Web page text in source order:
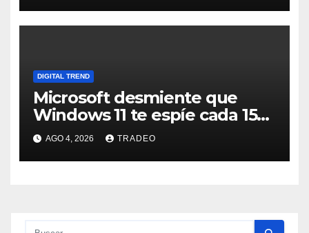
DIGITAL TREND
Microsoft desmiente que
Windows 11 te espíe cada 15
minutos
AGO 4, 2026 TRADEO